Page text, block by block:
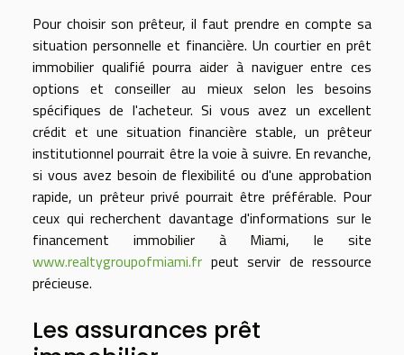
Pour choisir son prêteur, il faut prendre en compte sa
situation personnelle et financière. Un courtier en prêt
immobilier qualifié pourra aider à naviguer entre ces
options et conseiller au mieux selon les besoins
spécifiques de l'acheteur. Si vous avez un excellent
crédit et une situation financière stable, un prêteur
institutionnel pourrait être la voie à suivre. En revanche,
si vous avez besoin de flexibilité ou d'une approbation
rapide, un prêteur privé pourrait être préférable. Pour
ceux qui recherchent davantage d'informations sur le
financement immobilier à Miami, le site
www.realtygroupofmiami.fr peut servir de ressource
précieuse.
Les assurances prêt